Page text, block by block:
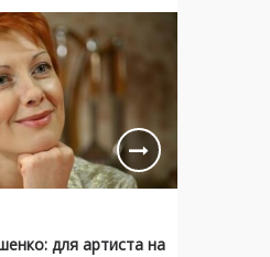
для артиста на